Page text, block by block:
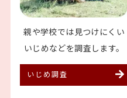
親や学校では見つけにくい
いじめなどを調査します。
いじめ調査